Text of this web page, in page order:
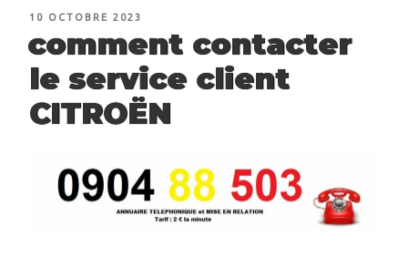
PUBLIÉ
10 OCTOBRE 2023
comment contacter
le service client
CITROËN